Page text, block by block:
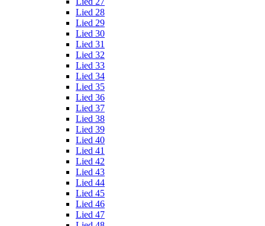
Lied 28
Lied 29
Lied 30
Lied 31
Lied 32
Lied 33
Lied 34
Lied 35
Lied 36
Lied 37
Lied 38
Lied 39
Lied 40
Lied 41
Lied 42
Lied 43
Lied 44
Lied 45
Lied 46
Lied 47